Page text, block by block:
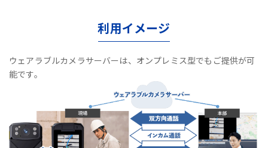
利用イメージ
ウェアラブルカメラサーバーは、オンプレミス型でもご提供が可
能です。